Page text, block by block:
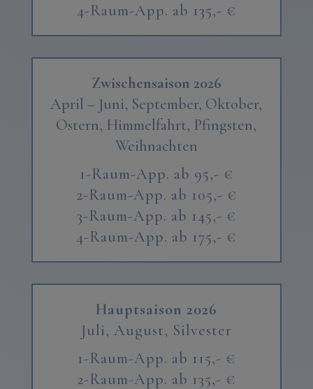
4-Raum-App. ab 135,- €
Zwischensaison 2026
April – Juni, September, Oktober,
Ostern, Himmelfahrt, Pfingsten,
Weihnachten
1-Raum-App. ab 95,- €
2-Raum-App. ab 105,- €
3-Raum-App. ab 145,- €
4-Raum-App. ab 175,- €
Hauptsaison 2026
Juli, August, Silvester
1-Raum-App. ab 115,- €
2-Raum-App. ab 135,- €